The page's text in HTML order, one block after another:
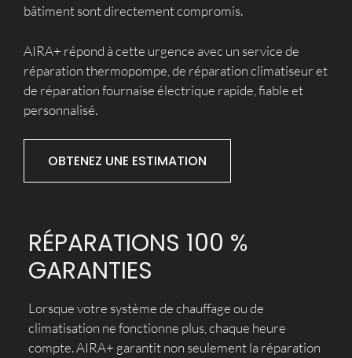
bâtiment sont directement compromis.
AIRA+ répond à cette urgence avec un service de
réparation thermopompe, de réparation climatiseur et
de réparation fournaise électrique rapide, fiable et
personnalisé.
OBTENEZ UNE ESTIMATION
RÉPARATIONS 100 %
GARANTIES
Lorsque votre système de chauffage ou de
climatisation ne fonctionne plus, chaque heure
compte. AIRA+ garantit non seulement la réparation